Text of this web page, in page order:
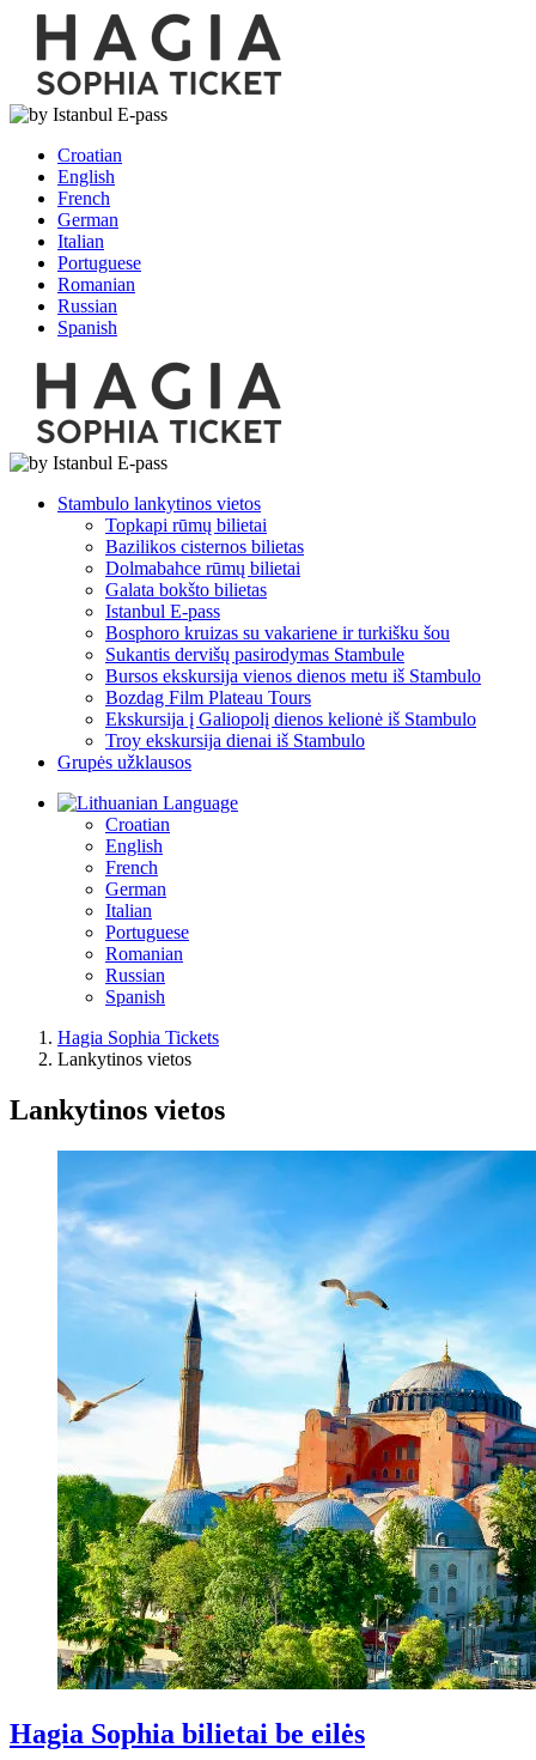
Croatian
English
French
German
Italian
Portuguese
Romanian
Russian
Spanish
Stambulo lankytinos vietos
Topkapi rūmų bilietai
Bazilikos cisternos bilietas
Dolmabahce rūmų bilietai
Galata bokšto bilietas
Istanbul E-pass
Bosphoro kruizas su vakariene ir turkišku šou
Sukantis dervišų pasirodymas Stambule
Bursos ekskursija vienos dienos metu iš Stambulo
Bozdag Film Plateau Tours
Ekskursija į Galiopolį dienos kelionė iš Stambulo
Troy ekskursija dienai iš Stambulo
Grupės užklausos
Language
Croatian
English
French
German
Italian
Portuguese
Romanian
Russian
Spanish
Hagia Sophia Tickets
Lankytinos vietos
Lankytinos vietos
Hagia Sophia bilietai be eilės